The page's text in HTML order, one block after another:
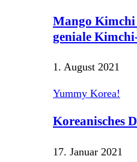
Mango Kimchi
geniale
1. August 2021
Yummy Korea!
Koreanisches
17. Januar 2021